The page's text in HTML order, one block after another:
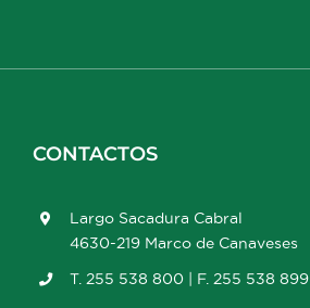
CONTACTOS
Largo Sacadura Cabral
4630-219 Marco de Canaveses
T. 255 538 800 | F. 255 538 899